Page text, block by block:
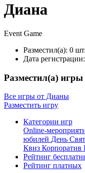
Диана
Event Game
Разместил(а): 0 шт.
Дата регистрации:
Разместил(а) игры
Все игры от Дианы
Разместить игру
Категории игр
Online-
юбилей День
Квиз Корпоратив
Рейтинг
Рейтинг платных